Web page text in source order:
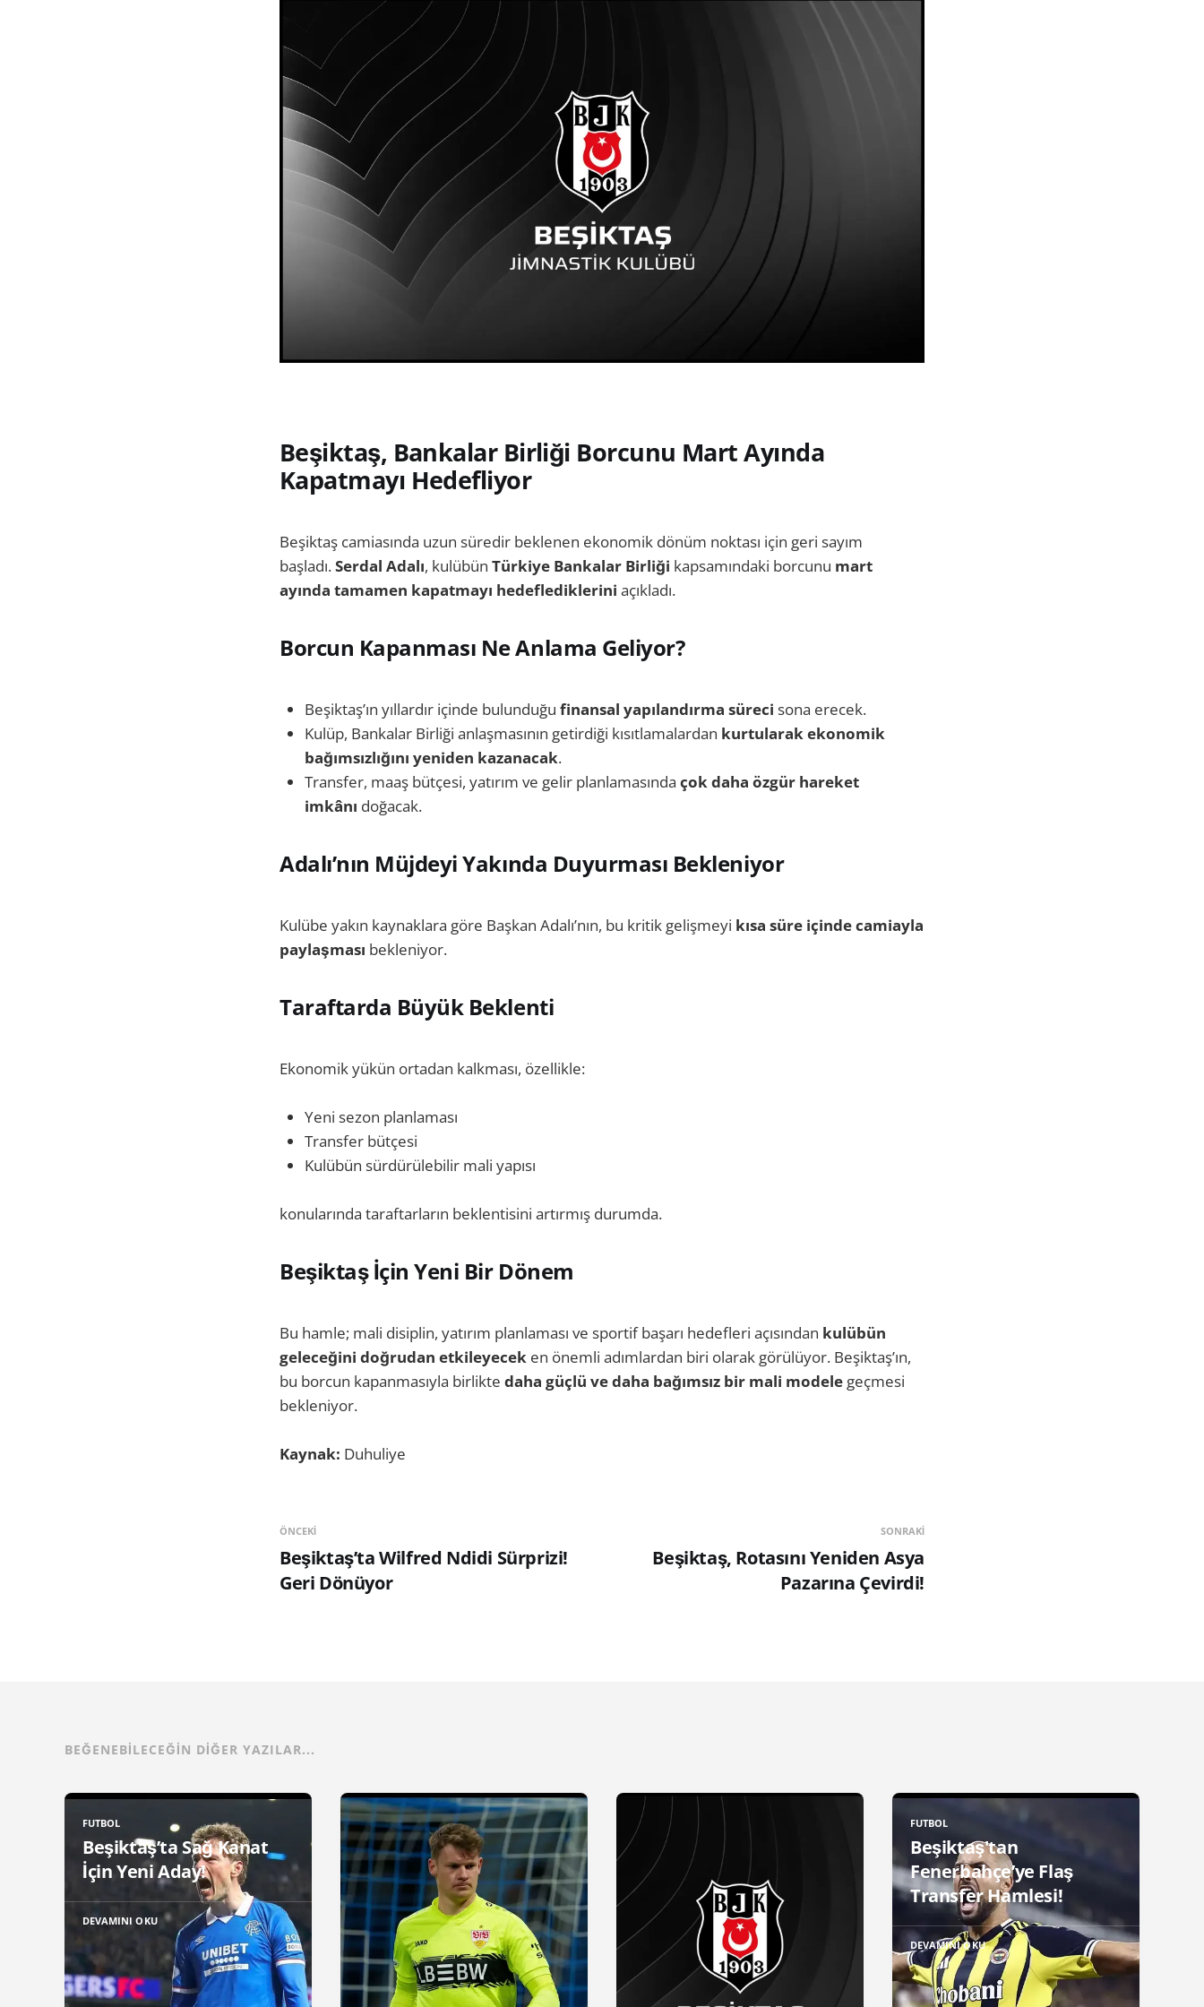
Beşiktaş, Bankalar Birliği Borcunu Mart Ayında
Kapatmayı Hedefliyor
Beşiktaş camiasında uzun süredir beklenen ekonomik dönüm noktası için geri sayım
başladı.Serdal Adalı, kulübün Türkiye Bankalar Birliği kapsamındaki borcunu mart
ayında tamamen kapatmayı hedeflediklerini açıkladı.
Borcun Kapanması Ne Anlama Geliyor?
Beşiktaş’ın yıllardır içinde bulunduğu finansal yapılandırma süreci sona erecek.
Kulüp, Bankalar Birliği anlaşmasının getirdiği kısıtlamalardan kurtularak ekonomik
bağımsızlığını yeniden kazanacak.
Transfer, maaş bütçesi, yatırım ve gelir planlamasında çok daha özgür hareket
imkânı doğacak.
Adalı’nın Müjdeyi Yakında Duyurması Bekleniyor
Kulübe yakın kaynaklara göre Başkan Adalı’nın, bu kritik gelişmeyi kısa süre içinde camiayla
paylaşması bekleniyor.
Taraftarda Büyük Beklenti
Ekonomik yükün ortadan kalkması, özellikle:
Yeni sezon planlaması
Transfer bütçesi
Kulübün sürdürülebilir mali yapısı
konularında taraftarların beklentisini artırmış durumda.
Beşiktaş İçin Yeni Bir Dönem
Bu hamle; mali disiplin, yatırım planlaması ve sportif başarı hedefleri açısından kulübün
geleceğini doğrudan etkileyecek en önemli adımlardan biri olarak görülüyor. Beşiktaş’ın,
bu borcun kapanmasıyla birlikte daha güçlü ve daha bağımsız bir mali modele geçmesi
bekleniyor.
Kaynak: Duhuliye
ÖNCEKI
Beşiktaş’ta Wilfred Ndidi Sürprizi!
Geri Dönüyor
SONRAKI
Beşiktaş, Rotasını Yeniden Asya
Pazarına Çevirdi!
BEĞENEBILECEĞIN DIĞER YAZILAR...
FUTBOL
Beşiktaş’ta Sağ Kanat
İçin Yeni Aday!
DEVAMINI OKU
FUTBOL
Beşiktaş'tan
Fenerbahçe’ye Flaş
Transfer Hamlesi!
DEVAMINI OKU